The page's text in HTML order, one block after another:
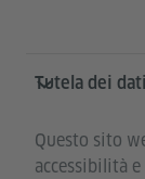
Tutela dei
Questo sito
accessibilità